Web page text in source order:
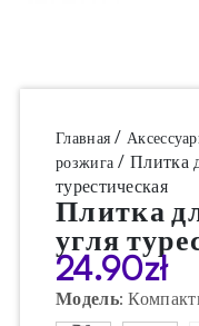
Главная /
розжига / Плитка
турестическая
Плитка
угля
24.90zł
Модель: